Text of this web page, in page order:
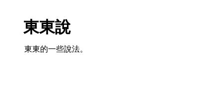
東東說
東東的一些說法。